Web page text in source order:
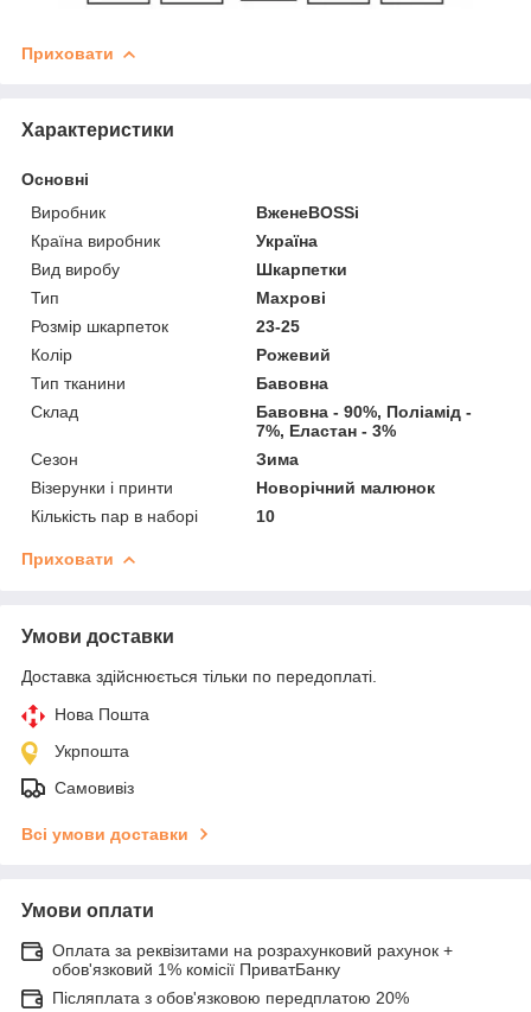
Приховати
Характеристики
Основні
Виробник
ВженеBOSSі
Країна виробник
Україна
Вид виробу
Шкарпетки
Тип
Махрові
Розмір шкарпеток
23-25
Колір
Рожевий
Тип тканини
Бавовна
Склад
Бавовна - 90%, Поліамід -
7%, Еластан - 3%
Сезон
Зима
Візерунки і принти
Новорічний малюнок
Кількість пар в наборі
10
Приховати
Умови доставки
Доставка здійснюється тільки по передоплаті.
Нова Пошта
Укрпошта
Самовивіз
Всі умови доставки
Умови оплати
Оплата за реквізитами на розрахунковий рахунок +
обов'язковий 1% комісії ПриватБанку
Післяплата з обов'язковою передплатою 20%